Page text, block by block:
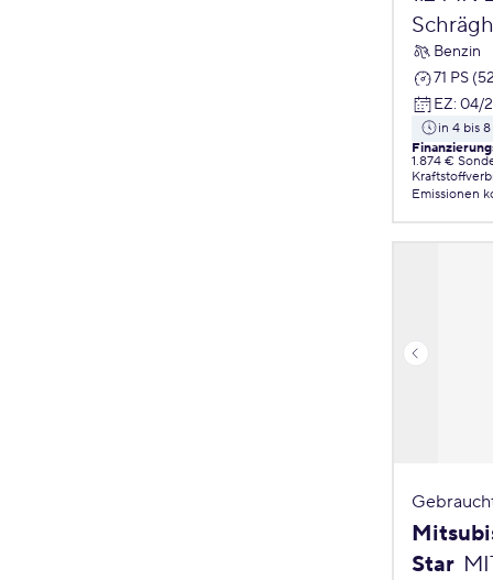
Benzin
71 PS
EZ: 04/
in 4 bis
1.874 €
Emissionen
Star